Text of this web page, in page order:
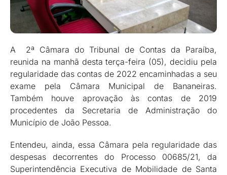
A 2ª Câmara do Tribunal de Contas da Paraíba,
reunida na manhã desta terça-feira (05), decidiu pela
regularidade das contas de 2022 encaminhadas a seu
exame pela Câmara Municipal de Bananeiras.
Também houve aprovação às contas de 2019
procedentes da Secretaria de Administração do
Município de João Pessoa.
Entendeu, ainda, essa Câmara pela regularidade das
despesas decorrentes do Processo 00685/21, da
Superintendência Executiva de Mobilidade de Santa